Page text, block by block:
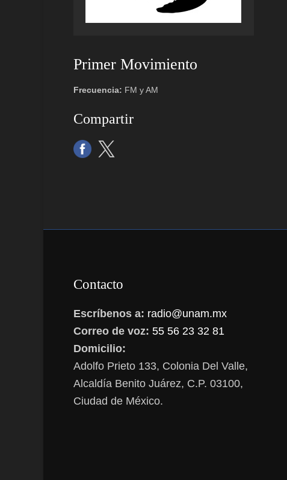
Primer Movimiento
Frecuencia: FM y AM
Compartir
Contacto
Escríbenos a: radio@unam.mx
Correo de voz: 55 56 23 32 81
Domicilio:
Adolfo Prieto 133, Colonia Del Valle,
Alcaldía Benito Juárez, C.P. 03100,
Ciudad de México.